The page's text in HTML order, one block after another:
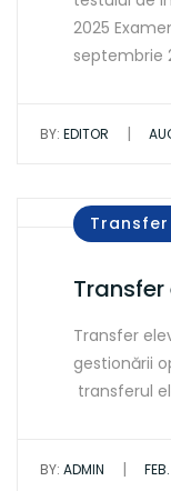
2025
septembrie
BY: EDITOR |
Transfer
gestionării
transferul
BY: ADMIN |